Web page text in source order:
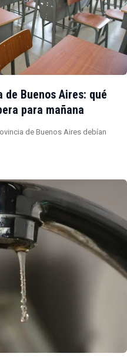
Buenos Aires: qué
para mañana
de Buenos Aires debían